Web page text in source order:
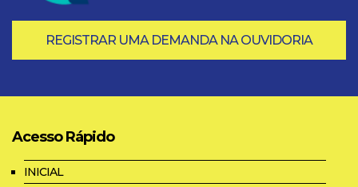
REGISTRAR UMA DEMANDA NA OUVIDORIA
Acesso Rápido
INICIAL